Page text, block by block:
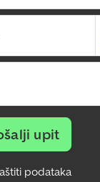
upit
podataka